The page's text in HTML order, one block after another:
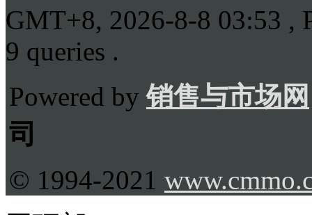
GMT+8, 2026-8-8 03:53 ,
9 queries .
Powered by销售与市场网
司
© 1994-2021